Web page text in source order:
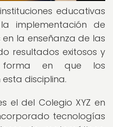
educativas
implementación de
la enseñanza de las
resultados exitosos y
forma en que los
disciplina.
el del Colegio XYZ en
tecnologías